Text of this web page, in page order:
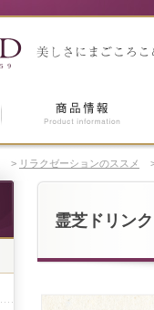
> リラクゼーションのススメ
霊芝ドリン